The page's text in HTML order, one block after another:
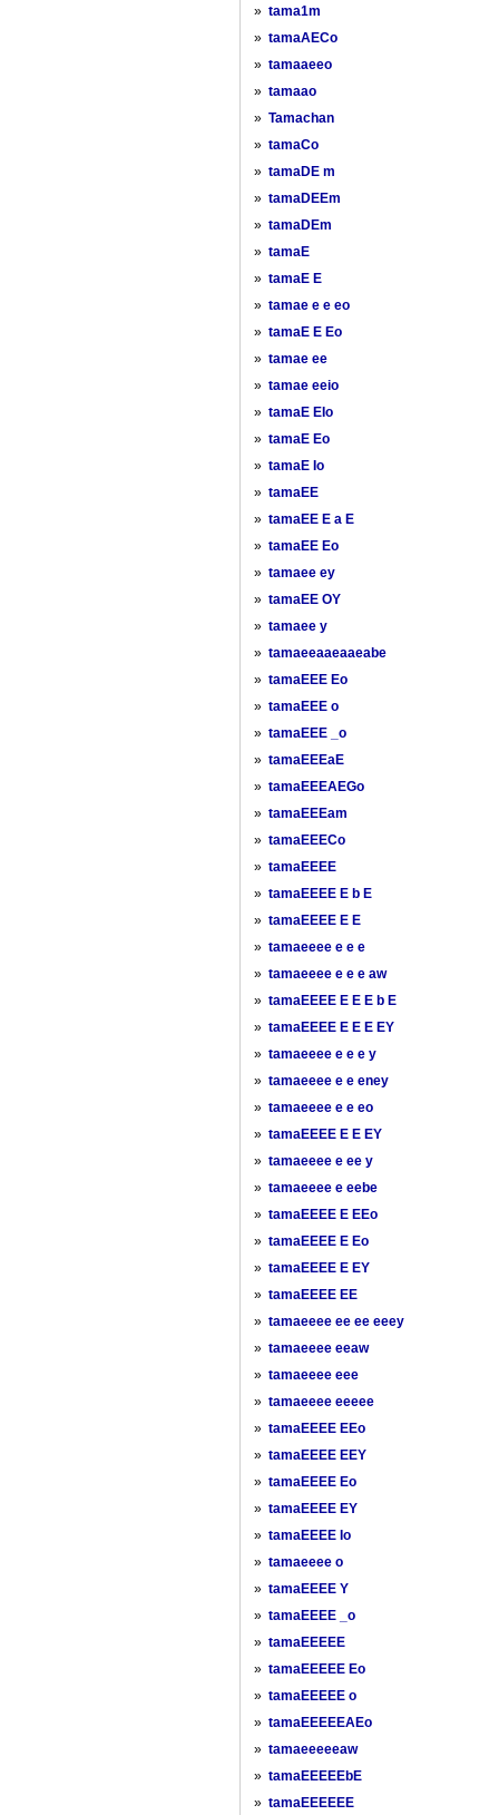
» tama1m
» tamaAECo
» tamaaeeo
» tamaao
» Tamachan
» tamaCo
» tamaDE m
» tamaDEEm
» tamaDEm
» tamaE
» tamaE E
» tamae e e eo
» tamaE E Eo
» tamae ee
» tamae eeio
» tamaE EIo
» tamaE Eo
» tamaE Io
» tamaEE
» tamaEE E a E
» tamaEE Eo
» tamaee ey
» tamaEE OY
» tamaee y
» tamaeeaaeaaeabe
» tamaEEE Eo
» tamaEEE o
» tamaEEE _o
» tamaEEEaE
» tamaEEEAEGo
» tamaEEEam
» tamaEEECo
» tamaEEEE
» tamaEEEE E b E
» tamaEEEE E E
» tamaeeee e e e
» tamaeeee e e e aw
» tamaEEEE E E E b E
» tamaEEEE E E E EY
» tamaeeee e e e y
» tamaeeee e e eney
» tamaeeee e e eo
» tamaEEEE E E EY
» tamaeeee e ee y
» tamaeeee e eebe
» tamaEEEE E EEo
» tamaEEEE E Eo
» tamaEEEE E EY
» tamaEEEE EE
» tamaeeee ee ee eeey
» tamaeeee eeaw
» tamaeeee eee
» tamaeeee eeeee
» tamaEEEE EEo
» tamaEEEE EEY
» tamaEEEE Eo
» tamaEEEE EY
» tamaEEEE Io
» tamaeeee o
» tamaEEEE Y
» tamaEEEE _o
» tamaEEEEE
» tamaEEEEE Eo
» tamaEEEEE o
» tamaEEEEEAEo
» tamaeeeeeaw
» tamaEEEEEbE
» tamaEEEEEE